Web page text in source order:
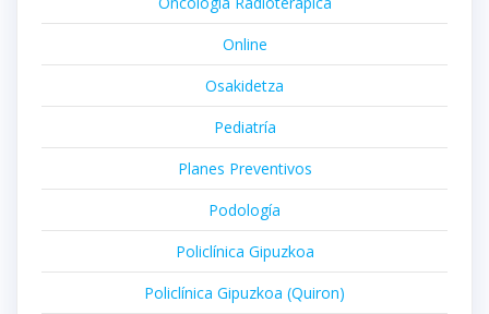
Online
Osakidetza
Pediatría
Planes Preventivos
Podología
Policlínica Gipuzkoa
Policlínica Gipuzkoa (Quiron)